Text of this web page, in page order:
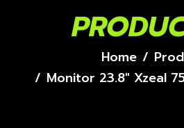
Home
Monitor 23.8" Xzeal